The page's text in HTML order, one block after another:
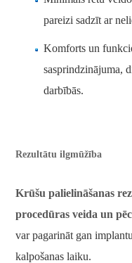
pareizi sadzīt ar
Komforts un
sasprindzinājuma,
darbībās.
Rezultātu ilgmūžība
Krūšu palielināšanas
procedūras veida un
var pagarināt gan
kalpošanas laiku.